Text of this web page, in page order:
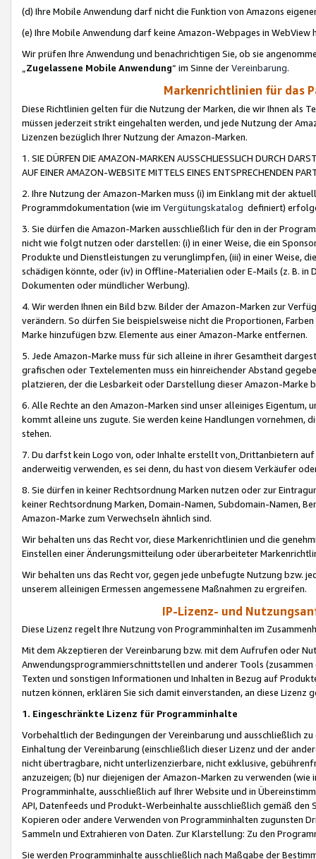
(d) Ihre Mobile Anwendung darf nicht die Funktion von Amazons
(e) Ihre Mobile Anwendung darf keine Amazon-Webpages in WebView
Wir prüfen Ihre Anwendung und benachrichtigen Sie, ob sie
„Zugelassene Mobile Anwendung“ im Sinne derVereinbarung.
Markenrichtlinien für das
Diese Richtlinien gelten für die Nutzung der Marken, die wir Ihnen als
müssen jederzeit strikt eingehalten werden, und jede Nutzung der
Lizenzen bezüglich Ihrer Nutzung der Amazon-Marken.
1. SIE DÜRFEN DIE AMAZON-MARKEN AUSSCHLIESSLICH DURCH
AUF EINER AMAZON-WEBSITE MITTELS EINES ENTSPRECHENDEN
2. Ihre Nutzung der Amazon-Marken muss (i) im Einklang mit der
Programmdokumentation (wie im Vergütungskatalog definiert)
3. Sie dürfen die Amazon-Marken ausschließlich für den in der
nicht wie folgt nutzen oder darstellen: (i) in einer Weise, die ein
Produkte und Dienstleistungen zu verunglimpfen, (iii) in einer Weise,
schädigen könnte, oder (iv) in Offline-Materialien oder E-Mails (z. B. in
Dokumenten oder mündlicher Werbung).
4. Wir werden Ihnen ein Bild bzw. Bilder der Amazon-Marken zur
verändern. So dürfen Sie beispielsweise nicht die Proportionen,
Marke hinzufügen bzw. Elemente aus einer Amazon-Marke entfernen.
5. Jede Amazon-Marke muss für sich alleine in ihrer Gesamtheit
grafischen oder Textelementen muss ein hinreichender Abstand
platzieren, der die Lesbarkeit oder Darstellung dieser Amazon-Marke
6. Alle Rechte an den Amazon-Marken sind unser alleiniges
kommt alleine uns zugute. Sie werden keine Handlungen vornehmen,
stehen.
7. Du darfst kein Logo von, oder Inhalte erstellt von,Drittanbietern auf
anderweitig verwenden, es sei denn, du hast von diesem Verkäufer
8. Sie dürfen in keiner Rechtsordnung Marken nutzen oder zur
keiner Rechtsordnung Marken, Domain-Namen, Subdomain-Namen,
Amazon-Marke zum Verwechseln ähnlich sind.
Wir behalten uns das Recht vor, diese Markenrichtlinien und die
Einstellen einer Änderungsmitteilung oder überarbeiteter
Wir behalten uns das Recht vor, gegen jede unbefugte Nutzung bzw.
unserem alleinigen Ermessen angemessene Maßnahmen zu ergreifen.
IP-Lizenz- und
Diese Lizenz regelt Ihre Nutzung von Programminhalten im
Mit dem Akzeptieren der Vereinbarung bzw. mit dem Aufrufen oder
Anwendungsprogrammierschnittstellen und anderer Tools (zusammen
Texten und sonstigen Informationen und Inhalten in Bezug auf
nutzen können, erklären Sie sich damit einverstanden, an diese Lizenz
1. Eingeschränkte Lizenz für Programminhalte
Vorbehaltlich der Bedingungen der Vereinbarung und ausschließlich
Einhaltung der Vereinbarung (einschließlich dieser Lizenz und der
nicht übertragbare, nicht unterlizenzierbare, nicht exklusive,
anzuzeigen; (b) nur diejenigen der Amazon-Marken zu verwenden
Programminhalte, ausschließlich auf Ihrer Website und in
API, Datenfeeds und Produkt-Werbeinhalte ausschließlich gemäß
Kopieren oder andere Verwenden von Programminhalten zugunsten
Sammeln und Extrahieren von Daten. Zur Klarstellung: Zu den
Sie werden Programminhalte ausschließlich nach Maßgabe der